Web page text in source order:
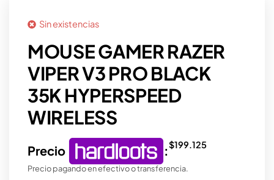
Sin existencias
MOUSE GAMER RAZER
VIPER V3 PRO BLACK
35K HYPERSPEED
WIRELESS
Precio :$199.125
Precio pagando en efectivo o transferencia.